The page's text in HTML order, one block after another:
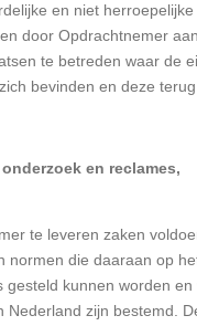
en niet
door Opdrachtnemer
te betreden waar de
bevinden en deze terug
en reclames,
te leveren zaken
normen die daaraan op
gesteld kunnen worden
Nederland zijn bestemd.